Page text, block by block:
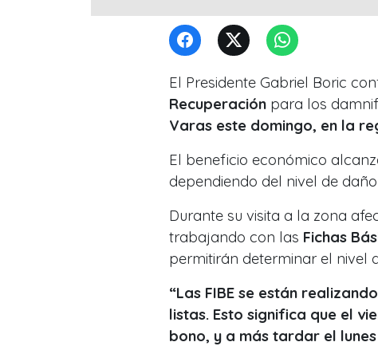
El Presidente Gabriel Boric
Recuperación para los
Varas este domingo, en la
El beneficio económico
dependiendo del nivel de
Durante su visita a la zona
trabajando con las Fichas
permitirán determinar el nivel
“Las FIBE se están
listas. Esto significa que el
bono, y a más tardar el